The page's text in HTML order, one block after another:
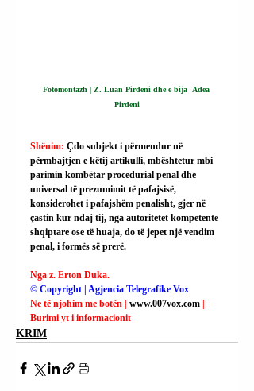
Fotomontazh | Z. Luan Pirdeni dhe e bija  Adea
Pirdeni
Shënim: Çdo subjekt i përmendur në
përmbajtjen e këtij artikulli, mbështetur mbi
parimin kombëtar procedurial penal dhe
universal të prezumimit të pafajsisë,
konsiderohet i pafajshëm penalisht, gjer në
çastin kur ndaj tij, nga autoritetet kompetente
shqiptare ose të huaja, do të jepet një vendim
penal, i formës së prerë.
Nga z. Erton Duka.
© Copyright | Agjencia Telegrafike Vox
Ne të njohim me botën | www.007vox.com
Burimi yt i informacionit
KRIM